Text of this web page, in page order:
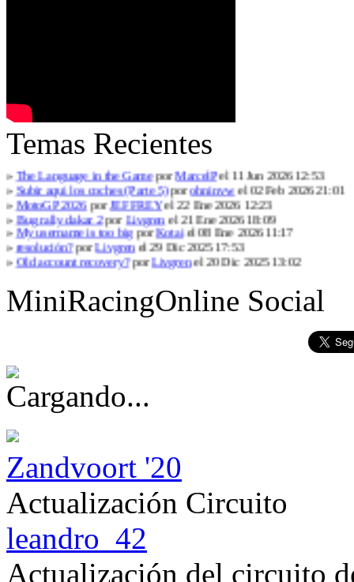
Temas Recientes
» Subir aqui los coches (Parte 5)porohninvwel 02 Feb 2026 21:01
» MotoGP 2026porJEFFREYel 22 Ene 2026 12:23
» Bug rally dakar 2porLivgrenel 21 Ene 2026 18:09
» My username is too bigporKotaiel 08 Ene 2026 11:17
» resolución?porLivgrenel 29 Dic 2025 17:53
» Old account recovery?porLivgrenel 20 Dic 2025 13:02
MiniRacingOnline Social
Zandvoort '20
Actualización Circuito
leandro_42
Actualización del circuito